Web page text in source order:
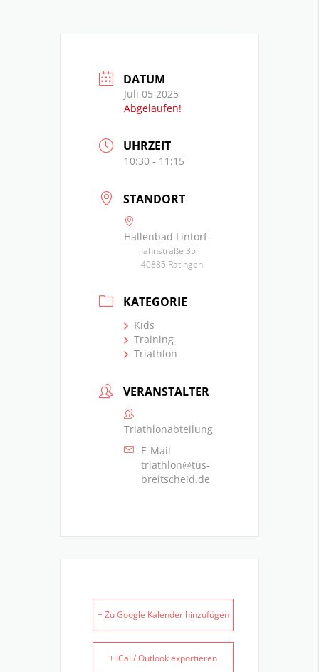
DATUM
Juli 05 2025
Abgelaufen!
UHRZEIT
10:30 - 11:15
STANDORT
Hallenbad Lintorf
Jahnstraße 35,
40885 Ratingen
KATEGORIE
Kids
Training
Triathlon
VERANSTALTER
Triathlonabteilung
E-Mail
triathlon@tus-
breitscheid.de
+ Zu Google Kalender hinzufügen
+ iCal / Outlook exportieren